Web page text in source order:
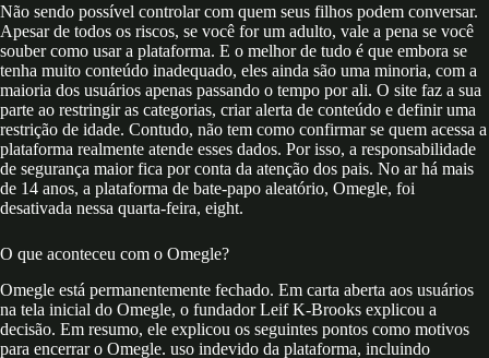
Não sendo possível controlar com quem seus filhos podem conversar.
Apesar de todos os riscos, se você for um adulto, vale a pena se você
souber como usar a plataforma. E o melhor de tudo é que embora se
tenha muito conteúdo inadequado, eles ainda são uma minoria, com a
maioria dos usuários apenas passando o tempo por ali. O site faz a sua
parte ao restringir as categorias, criar alerta de conteúdo e definir uma
restrição de idade. Contudo, não tem como confirmar se quem acessa a
plataforma realmente atende esses dados. Por isso, a responsabilidade
de segurança maior fica por conta da atenção dos pais. No ar há mais
de 14 anos, a plataforma de bate-papo aleatório, Omegle, foi
desativada nessa quarta-feira, eight.
O que aconteceu com o Omegle?
Omegle está permanentemente fechado. Em carta aberta aos usuários
na tela inicial do Omegle, o fundador Leif K-Brooks explicou a
decisão. Em resumo, ele explicou os seguintes pontos como motivos
para encerrar o Omegle. uso indevido da plataforma, incluindo